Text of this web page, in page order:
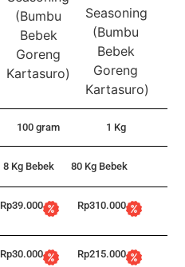
100 gram 1 Kg
8 Kg Bebek 80 Kg Bebek
Rp39.000 Rp310.000
Rp30.000 Rp215.000